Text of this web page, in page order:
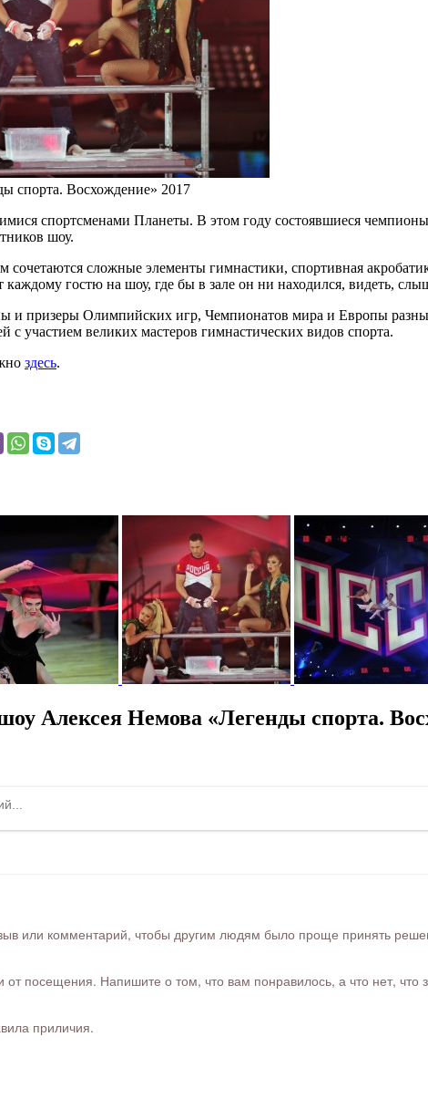
спорта. Восхождение» 2017
спортсменами Планеты. В этом году состоявшиеся
шоу.
сложные элементы гимнастики, спортивная
гостю на шоу, где бы в зале он ни находился, видеть,
и призеры Олимпийских игр, Чемпионатов мира и Европы
с участием великих мастеров гимнастических видов спорта.
здесь.
Алексея Немова «Легенды спорта.
или комментарий, чтобы другим людям было проще принять
от посещения. Напишите о том, что вам понравилось, а что нет,
приличия.